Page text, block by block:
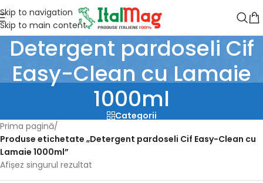
Skip to navigation
Skip to main content
Detergent pardoseli Cif
Easy-Clean cu Lamaie
1000ml
Categorii
Prima pagină/
Produse etichetate „Detergent pardoseli Cif Easy-Clean cu
Lamaie 1000ml”
Afișez singurul rezultat